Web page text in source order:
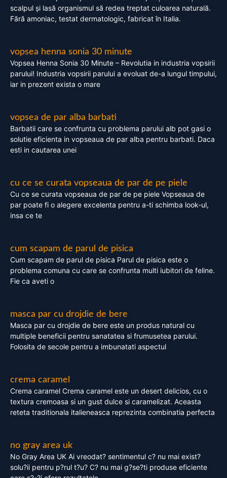
scalpul și lasă organismul să redea treptat culoarea naturală.
Fără amoniac, testat dermatologic, fabricat în Italia.
vopsea henna sonia 30 minute
Vopsea Henna Sonia 30 Minute – Revolutia in industria vopsirii
parului! Industria vopsirii parului a evoluat de-a lungul timpului,
iar in prezent exista o mare
vopsea de par alba barbati
Barbatii care se confrunta cu problema parului alb pot gasi o
solutie eficienta in vopseaua de par alba pentru barbati. Daca
esti in cautarea unei
cu ce se curata vopseaua de par de pe piele
Cu ce se curata vopseaua de par de pe piele Vopseaua de
par poate fi o alegere excelenta pentru a-ti schimba look-ul,
insa ce te
cum scapam de parul de pisica
Cum scapam de parul de pisica Parul de pisica este o
problema comuna cu care se confrunta multi iubitori de feline.
Fie ca aveti o
masca par cu drojdie de bere
Masca par cu drojdie de bere este un produs natural cu
multiple beneficii pentru sanatatea si frumusetea parului.
Folosita de secole pentru a imbunatati aspectul
crema caramel
Crema caramel Crema caramel este un desert delicios, cu o
textura cremoasa si un gust dulce si caramelizat. Aceasta
reteta traditionala italieneasca reprezinta combinatia perfecta
no gray area uk
No Gray Area UK Ai vreodat? sentimentul c? nu mai exist?
solu?ii pentru p?rul t?u? C? nu mai g?se?ti produse eficiente